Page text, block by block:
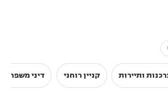
ותיירות קניין רוחני דיני משפחה